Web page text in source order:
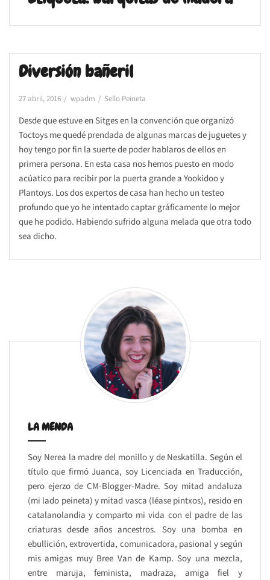
Diversión bañeril
27 abril, 2016 wpadm Sello Peineta
Desde que estuve en Sitges en la convención que organizó
Toctoys me quedé prendada de algunas marcas de juguetes y
hoy tengo por fin la suerte de poder hablaros de ellos en
primera persona. En esta casa nos hemos puesto en modo
acúatico para recibir por la puerta grande a Yookidoo y
Plantoys. Los dos expertos de casa han hecho un testeo
profundo que yo he intentado captar gráficamente lo mejor
que he podido. Habiendo sufrido alguna melada que otra todo
sea dicho.
LA MENDA
Soy Nerea la madre del monillo y de Neskatilla. Según el
título que firmó Juanca, soy Licenciada en Traducción,
pero ejerzo de CM-Blogger-Madre. Soy mitad andaluza
(mi lado peineta) y mitad vasca (léase pintxos), resido en
catalanolandia y comparto mi vida con el padre de las
criaturas desde años ancestros. Soy una bomba en
ebullición, extrovertida, comunicadora, pasional y según
mis amigas muy Bree Van de Kamp. Soy una mezcla,
entre maruja, feminista, madraza, amiga fiel y